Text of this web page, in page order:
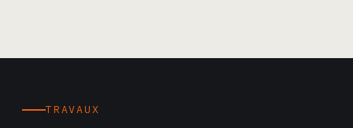
TRAVAUX